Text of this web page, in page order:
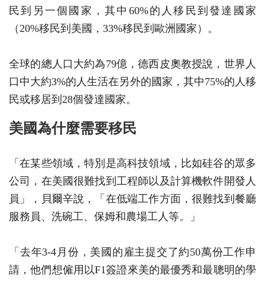
民到另一個國家，其中60%的人移民到發達國家
（20%移民到美國，33%移民到歐洲國家）。
全球的總人口大約為79億，德西皮奧教授說，世界人
口中大約3%的人生活在另外的國家，其中75%的人移
民或移居到28個發達國家。
美國為什麼需要移民
「在某些領域，特別是高科技領域，比如硅谷的眾多
公司，在美國很難找到工程師以及計算機軟件開發人
員」，貝爾辛說，「在低端工作方面，很難找到餐廳
服務員、洗碗工、保姆和農場工人等。」
「去年3-4月份，美國的雇主提交了約50萬份工作申
請，他們想僱用以F1簽證來美的最優秀和最聰明的學